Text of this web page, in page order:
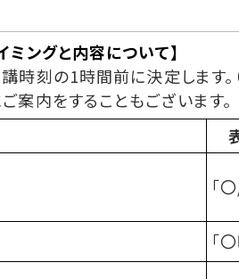
ングと内容について】
時刻の1時間前に決定します
案内をすることもございます。
「
「